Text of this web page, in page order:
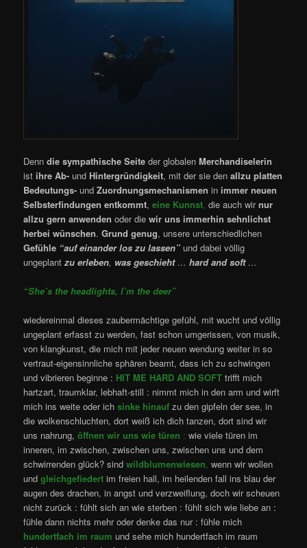
Denndie sympathische Seite der globalenMerchandiselerin
ist ihre Ab- und Hintergründigkeit, mit der sie denallzu platten
Bedeutungs- undZuordnungsmechanismen in immer neuen
Selbsterfindungen entkommt,eine Kunnst, die auch wirnur
allzu gern anwenden oder diewir uns immerhin sehnlichst
herbei wünschen.Grund genug, unsere unterschiedlichen
Gefühle “auf einander los zu lassen” und dabei völlig
ungeplantzu erleben, was geschieht…hard and soft…
“She’s the headlights, I’m the deer”
wiedereinmal dieses zaubermächtige gefühl, mit wucht und völlig
ungeplant erfasst zu werden, fast schon umgerissen, von musik,
von klangkunst, die mich mit jeder neuen wendung weiter in so
vertraut-eigensinnliche sphären beamt, dass ich zu schwingen
und vibrieren beginne : HIT ME HARD AND SOFT trifft mich
hartzart, traumklar, lebhaft-still : nimmt mich in den arm und wirft
mich ins weite oder ich sinke hinauf zu den gipfeln der see, in
die wolkenschluchten, dort weiß ich dich tanzen, dort sind wir
uns nahrung, öffnen wir uns wie türen : wie viele türen im
inneren, im zwischen, zwischen uns, zwischen uns und dem
schwirrenden glück? sindwildblumenwiesen, wenn wir wollen
undgleichgefiedert im freien hall, im heilenden fall ins blau der
augen des drachen, in angst und verzweiflung, doch wir scheuen
nicht zurück : fühlt sich an wie sterben : fühlt sich wie liebe an :
fühle dann nichts mehr oder denke das nur : fühle mich
hundertfach im raum und sehe mich hundertfach im raum